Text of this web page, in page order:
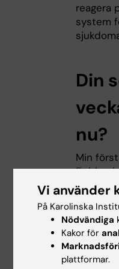
reagera
system
Din
nu?
Min
också
Senare
Vi använder
På Karolinska
Nödvändiga
Kakor för
plattformar.